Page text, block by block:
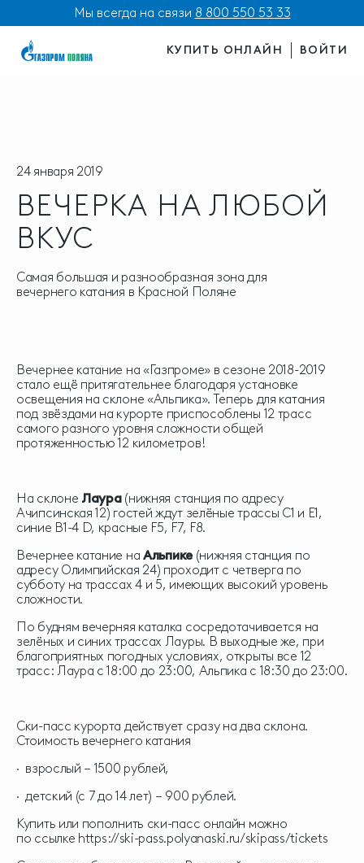
Мы всегда на связи 8 800 550 53 33
КУПИТЬ ОНЛАЙН ВОЙТИ
24 января 2019
ВЕЧЕРКА НА ЛЮБОЙ
ВКУС
Самая большая и разнообразная зона для
вечернего катания в Красной Поляне
Вечернее катание на «Газпроме» в сезоне 2018-2019
стало ещё притягательнее благодаря установке
освещения на склоне «Альпика». Теперь для катания
под звёздами на курорте приспособлены 12 трасс
самого разного уровня сложности общей
протяженностью 12 километров!
На склоне Лаура(нижняя станция по адресу
Ачипсинская 12) гостей ждут зелёные трассы С1 и Е1,
синие В1-4 D, красные F5, F7, F8.
Вечернее катание на Альпике(нижняя станция по
адресу Олимпийская 24) проходит с четверга по
субботу на трассах 4 и 5, имеющих высокий уровень
сложности.
По будням вечерняя каталка сосредотачивается на
зелёных и синих трассах Лауры. В выходные же, при
благоприятных погодных условиях, открыты все 12
трасс: Лаура с 18:00 до 23:00, Альпика с 18:30 до 23:00.
Ски-пасс курорта действует сразу на два склона.
Стоимость вечернего катания
· взрослый – 1500 рублей,
· детский (с 7 до 14 лет) – 900 рублей.
Купить или пополнить ски-пасс онлайн можно
по ссылке https://ski-pass.polyanaski.ru/skipass/tickets